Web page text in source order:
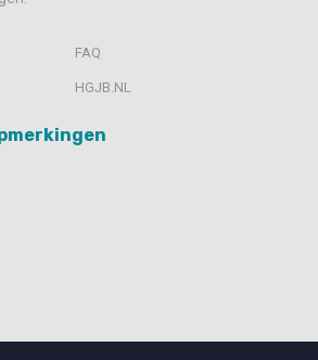
FAQ
HGJB.NL